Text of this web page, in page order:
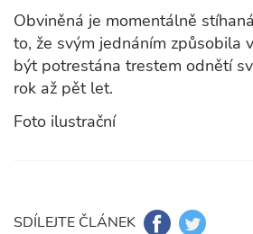
Obviněná je momentálně
to, že svým jednáním způsobila
být potrestána trestem odnětí
rok až pět let.
Foto ilustrační
SDÍLEJTE ČLÁNEK